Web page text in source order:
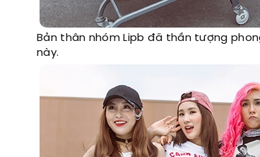
Bản thân nhóm Lipb đã thần tượng
này.